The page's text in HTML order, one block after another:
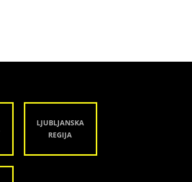
LJUBLJANSKA
REGIJA